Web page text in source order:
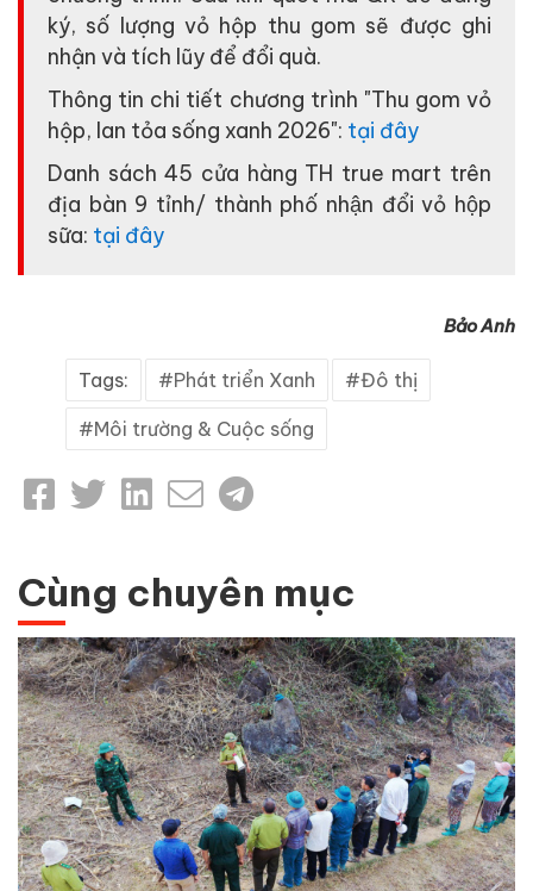
ký, số lượng vỏ hộp thu gom sẽ được ghi
nhận và tích lũy để đổi quà.
Thông tin chi tiết chương trình "Thu gom vỏ
hộp, lan tỏa sống xanh 2026": tại đây
Danh sách 45 cửa hàng TH true mart trên
địa bàn 9 tỉnh/ thành phố nhận đổi vỏ hộp
sữa: tại đây
Bảo Anh
Tags: Phát triển Xanh Đô thị
Môi trường & Cuộc sống
Cùng chuyên mục